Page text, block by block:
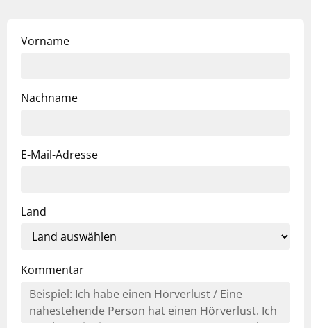
Vorname
Nachname
E-Mail-Adresse
Land
Kommentar